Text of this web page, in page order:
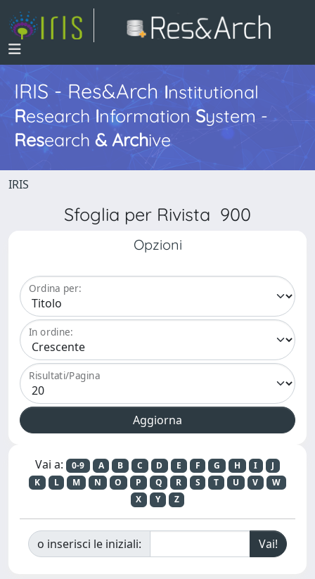
IRIS - Res&ArchInstitutional
Research InformationSystem -
Research & Archive
IRIS
Sfoglia per Rivista 900
Opzioni
Ordina per:
In ordine:
Risultati/Pagina
Vai a: 0-9 A B C D E F G H I
J
K
L M N O P Q R S T U V
W
X
Y Z
o inserisci le iniziali: